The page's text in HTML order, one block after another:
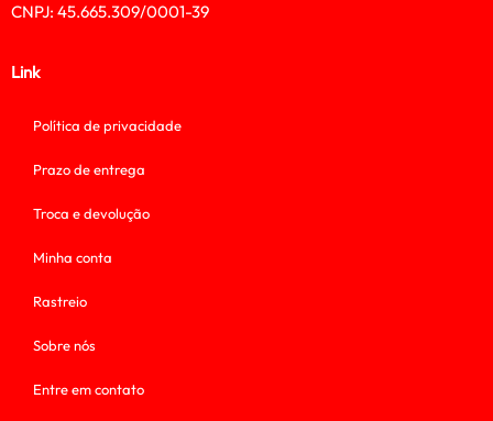
CNPJ: 45.665.309/0001-39
Link
Política de privacidade
Prazo de entrega
Troca e devolução
Minha conta
Rastreio
Sobre nós
Entre em contato